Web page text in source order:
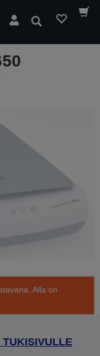
Hae
Alla on
TUKISIVULLE